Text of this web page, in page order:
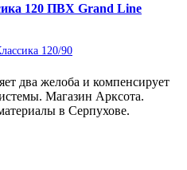
120 ПВХ Grand Line
120/90
два желоба и компенсирует
Магазин Арксота.
в Серпухове.